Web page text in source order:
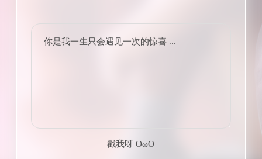
你是我一生只会遇见一次的惊喜 ...
戳我呀 OωO